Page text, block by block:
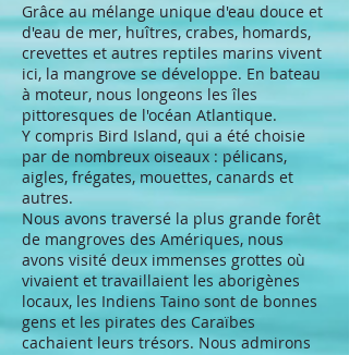
Grâce au mélange unique d'eau douce et
d'eau de mer, huîtres, crabes, homards,
crevettes et autres reptiles marins vivent
ici, la mangrove se développe. En bateau
à moteur, nous longeons les îles
pittoresques de l'océan Atlantique.
Y compris Bird Island, qui a été choisie
par de nombreux oiseaux : pélicans,
aigles, frégates, mouettes, canards et
autres.
Nous avons traversé la plus grande forêt
de mangroves des Amériques, nous
avons visité deux immenses grottes où
vivaient et travaillaient les aborigènes
locaux, les Indiens Taino sont de bonnes
gens et les pirates des Caraïbes
cachaient leurs trésors. Nous admirons